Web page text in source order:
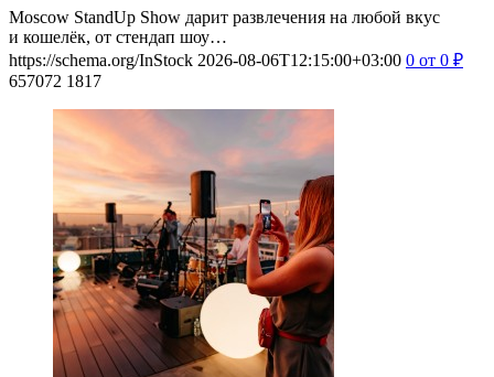
Moscow StandUp Show дарит развлечения на любой вкус
и кошелёк, от стендап шоу…
https://schema.org/InStock 2026-08-06T12:15:00+03:00 0 от 0 ₽
657072 1817